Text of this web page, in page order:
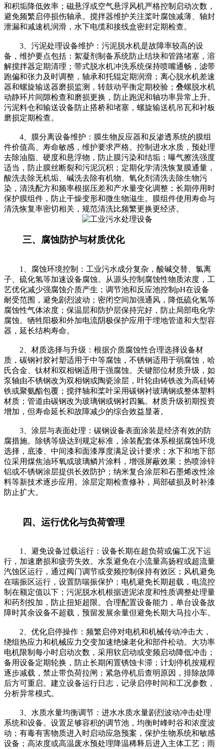
和积垢降低效率；磁悬浮或空气悬浮风机严格控制启动次数，
避免频繁启停损伤轴承。搅拌器维护关注桨叶腐蚀减薄、轴封
泄漏和减速机润滑，水下电缆和接线盒密封定期检查。
3、污泥处理设备维护：污泥脱水机是故障率较高的设
备，维护要点包括：絮凝剂制备系统防止结块和管路堵塞，溶
解搅拌器定期清理；带式脱水机冲洗系统保持喷嘴通畅，滤带
跑偏和张力及时调整，轴承和托辊定期润滑；离心脱水机差速
器和螺旋输送器磨损监测，转鼓动平衡定期校验；叠螺脱水机
动静环片间隙检查和磨损更换，防止跑泥和轴功率异常上升。
污泥料仓和输送设备防止搭桥和堵塞，螺旋输送机吊瓦和衬板
磨损定期检查。
4、膜分离设备维护：膜生物反应器和反渗透系统的膜组
件价值高、寿命敏感，维护要求严格。控制进水水质，预处理
去除油脂、硬度和悬浮物，防止膜污染和结垢；曝气擦洗强度
适当，防止膜丝断裂和污泥沉积；定期化学清洗恢复膜通量，
酸洗去除无机垢、碱洗去除有机物、氧化剂清洗去除生物污
染，清洗配方和频率根据压差和产水量变化调整；长期停用时
保护膜组件，防止干燥变形和微生物滋生。膜组件使用寿命与
清洗恢复率密切相关，规范清洗比频繁更换更经济。
三、腐蚀防护与材质优化
1、腐蚀环境控制：工业污水成分复杂，酸碱交替、氯离
子、硫化氢等加速设备腐蚀。从源头控制腐蚀性物质浓度，工
艺优化减少强腐蚀介质产生；调节池和反应池控制pH在设备
耐受范围，避免剧烈波动；密闭空间加强通风，降低硫化氢等
腐蚀性气体浓度；保温层和防护层保持完好，防止局部电化学
腐蚀。牺牲阳极和外加电流阴极保护应用于埋地管道和大型容
器，延长结构寿命。
2、材质选择与升级：根据介质腐蚀性合理选择设备材
质，碳钢衬胶衬塑适用于中等腐蚀，不锈钢适用于弱腐蚀，哈
氏合金、钛材和双相钢适用于强腐蚀。关键部位材质升级，如
泵轴由不锈钢改为双相钢或陶瓷涂层，叶轮由铸铁改为高硅铸
铁或聚氨酯包覆；搅拌轴和桨叶采用碳钢衬玻璃钢或整体塑料
材质；管道由碳钢改为玻璃钢或钢衬四氟。材质升级初期投资
增加，但寿命延长和故障减少的综合效益显著。
3、涂层与表面处理：碳钢设备表面涂装是经济有效的防
腐措施。除锈等级达到规定标准，涂装配套体系根据腐蚀环境
选择，底漆、中间漆和面漆厚度满足设计要求；水下和地下部
位采用煤焦油环氧或玻璃鳞片涂料，增强屏蔽效果；热喷涂锌
铝或不锈钢涂层提供长效防护；纳米复合涂层和石墨烯改性涂
料等新技术逐步应用。涂层定期检查修补，局部破损及时补漆
防止扩大。
四、运行优化与负荷管理
1、避免设备过载运行：设备长期在超负荷或偏工况下运
行，加速磨损和疲劳失效。水泵避免在小流量高扬程或超流量
汽蚀区运行，通过阀门调节或变频控制保持有效区；风机避免
在喘振区运行，设置防喘振保护；电机避免长期超载，电流控
制在额定值以下；污泥脱水机根据进泥浓度和性质调整处理量
和药剂投加，防止扭矩超限。合理配置设备能力，单台设备故
障时其余设备不超载，预留发展余量但避免长期大马拉小车。
2、优化启停操作：频繁启停对电机和机械传动冲击大，
绕组热应力和机械应力交变加速绝缘老化和部件松动。大功率
电机限制每小时启动次数，采用软启动或变频启动降低冲击；
备用设备定期轮换，防止长期闲置锈蚀卡滞；计划停机按规程
逐步减载，禁止带负荷拉闸；紧急停机后查明原因，排除故障
后方可重启。建立设备运行日志，记录启停时间和工况参数，
分析异常模式。
3、水质水量均衡调节：进水水质水量剧烈波动冲击处理
系统和设备。设置足够容积的调节池，均衡时峰时谷和浓度波
动；有毒有害物质进入时启动应急预案，保护生物系统和敏感
设备；高浓度或高温废水预处理降温稀释后进入主体工艺；雨